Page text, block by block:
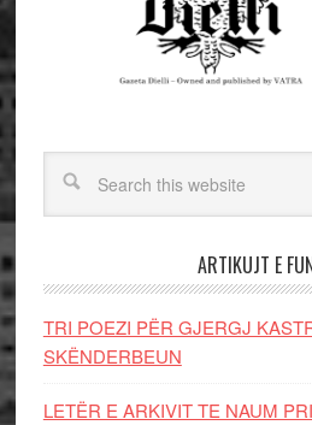
ARTIKUJT E
TRI POEZI PËR GJERGJ
SKËNDERBEUN
LETËR E ARKIVIT TE NAUM